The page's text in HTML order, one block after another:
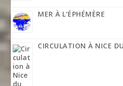
MER À L’ÉPHÉMÈRE
CIRCULATION À NICE